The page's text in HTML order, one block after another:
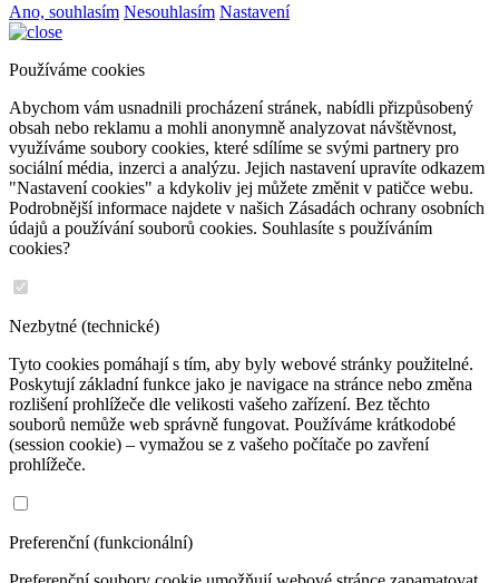
Ano, souhlasím Nesouhlasím Nastavení
Používáme cookies
Abychom vám usnadnili procházení stránek, nabídli přizpůsobený
obsah nebo reklamu a mohli anonymně analyzovat návštěvnost,
využíváme soubory cookies, které sdílíme se svými partnery pro
sociální média, inzerci a analýzu. Jejich nastavení upravíte odkazem
"Nastavení cookies" a kdykoliv jej můžete změnit v patičce webu.
Podrobnější informace najdete v našich Zásadách ochrany osobních
údajů a používání souborů cookies. Souhlasíte s používáním
cookies?
Nezbytné (technické)
Tyto cookies pomáhají s tím, aby byly webové stránky použitelné.
Poskytují základní funkce jako je navigace na stránce nebo změna
rozlišení prohlížeče dle velikosti vašeho zařízení. Bez těchto
souborů nemůže web správně fungovat. Používáme krátkodobé
(session cookie) – vymažou se z vašeho počítače po zavření
prohlížeče.
Preferenční (funkcionální)